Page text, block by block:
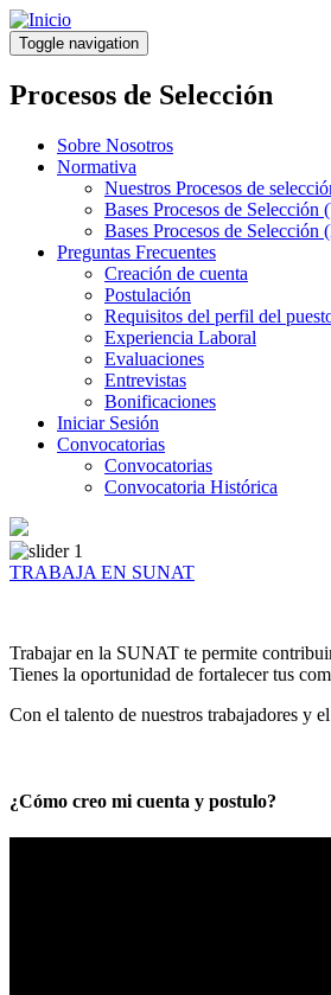
Pasar
al
contenido
principal
Toggle navigation
Procesos de Selección
Sobre Nosotros
Normativa
Nuestros Procesos de
Bases Procesos de Selección
Bases Procesos de Selección
Preguntas Frecuentes
Creación de cuenta
Postulación
Requisitos del perfil del
Experiencia Laboral
Evaluaciones
Entrevistas
Bonificaciones
Iniciar Sesión
Convocatorias
Convocatorias
Convocatoria Histórica
TRABAJA EN SUNAT
Trabajar en la SUNAT te permite
Tienes la oportunidad de fortalecer tus
Con el talento de nuestros trabajadores y
¿Cómo creo mi cuenta y postulo?